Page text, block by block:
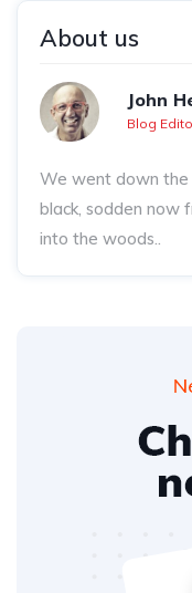
About us
John
Blog
We went down the
black, sodden now
into the woods..